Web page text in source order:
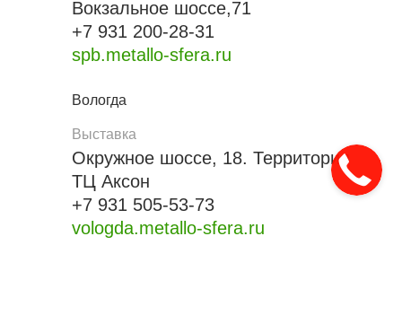
Вокзальное шоссе,71
+7 931 200-28-31
spb.metallo-sfera.ru
Вологда
Выставка
Окружное шоссе, 18. Территория
ТЦ Аксон
+7 931 505-53-73
vologda.metallo-sfera.ru